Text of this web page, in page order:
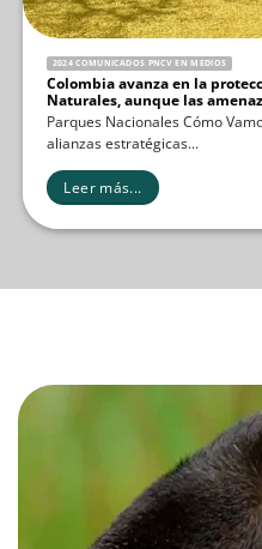
2024 COMUNICADOS PNCV EN MEDIOS
Colombia avanza en la
Naturales, aunque las
Parques Nacionales Cómo
alianzas estratégicas...
Leer más...